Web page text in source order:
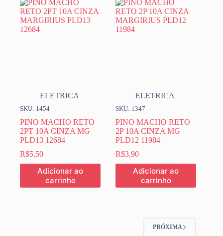
ELETRICA
SKU: 1454
PINO MACHO RETO
2PT 10A CINZA MG
PLD13 12684
R$5,50
Adicionar ao
carrinho
ELETRICA
SKU: 1347
PINO MACHO RETO
2P 10A CINZA MG
PLD12 11984
R$3,90
Adicionar ao
carrinho
PRÓXIMA